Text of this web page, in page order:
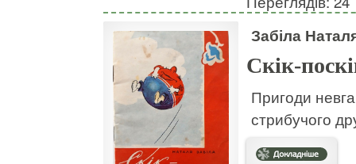
Забіла
Скік-
Пригоди
стрибучого